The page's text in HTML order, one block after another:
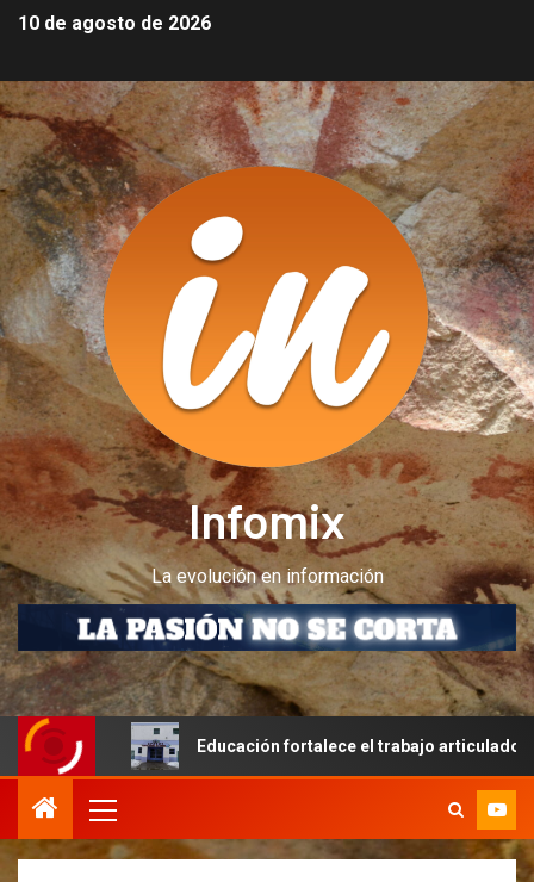
10 de agosto de 2026
Infomix
La evolución en información
Educación fortalece el trabajo articulado y la